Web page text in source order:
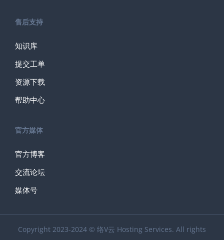
售后支持
知识库
提交工单
资源下载
帮助中心
官方媒体
官方博客
交流论坛
媒体号
Copyright 2023-2024 © 络V云 Hosting Services. All rights